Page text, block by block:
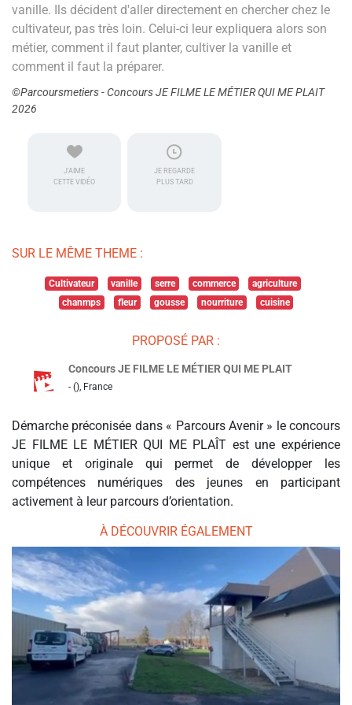
vanille. Ils décident d'aller directement en chercher chez le
cultivateur, pas très loin. Celui-ci leur expliquera alors son
métier, comment il faut planter, cultiver la vanille et
comment il faut la préparer.
©Parcoursmetiers - Concours JE FILME LE MÉTIER QUI ME PLAIT
2026
J'AIME
CETTE VIDÉO
JE REGARDE
PLUS TARD
SUR LE MÊME THEME :
Cultivateur vanille serre commerce
agriculture
chanmps
fleur gousse nourriture cuisine
PROPOSÉ PAR :
Concours JE FILME LE MÉTIER QUI ME PLAIT
- (), France
Démarche préconisée dans « Parcours Avenir » le concours
JE FILME LE MÉTIER QUI ME PLAÎT est une expérience
unique et originale qui permet de développer les
compétences numériques des jeunes en participant
activement à leur parcours d’orientation.
À DÉCOUVRIR ÉGALEMENT